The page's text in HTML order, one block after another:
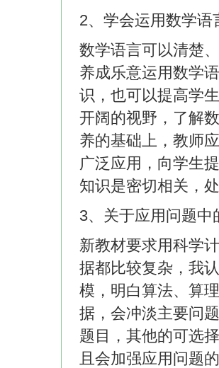
2、学会运用数学
数学语言可以清楚
养成乐意运用数学
识，也可以提高学
开阔的视野，了解
养的基础上，教师
广泛应用，向学生
知识是密切相关，
3、关于应用问题中
新教材要求用科学
据都比较复杂，我
模，明白算法、算
据，会冲淡主要问
题目，其他的可选
且会加强应用问题